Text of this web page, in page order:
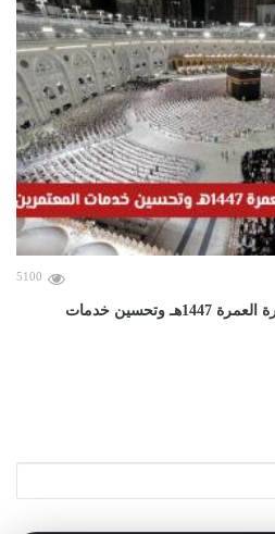
5100
عاجل: تقليص مدة صلاحية تأشيرة العمرة 1447هـ وتحسين خدمات